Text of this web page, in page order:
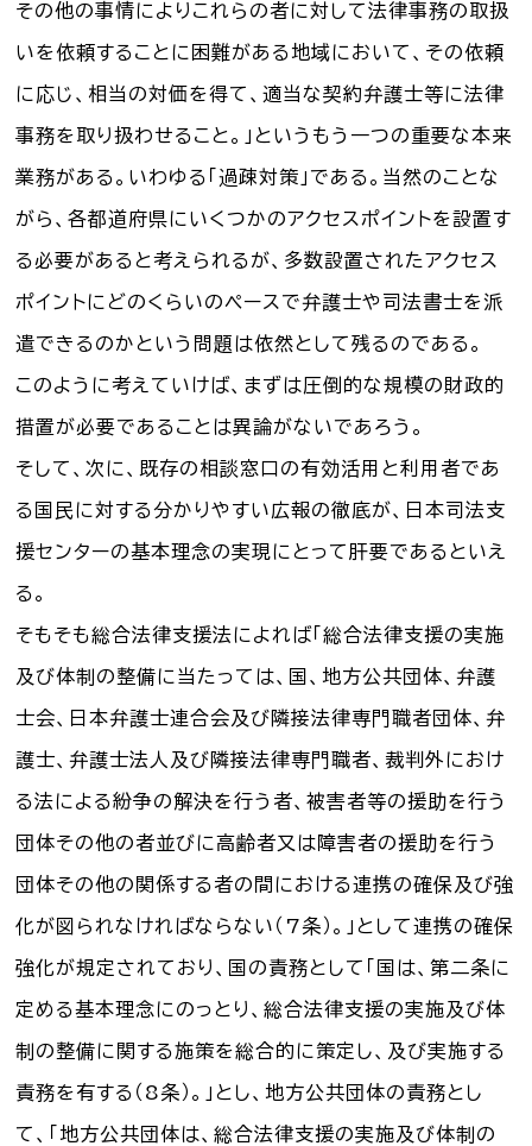
その他の事情によりこれらの者に対して法律事務の取扱
いを依頼することに困難がある地域において、その依頼
に応じ、相当の対価を得て、適当な契約弁護士等に法律
事務を取り扱わせること。」というもう一つの重要な本来
業務がある。いわゆる「過疎対策」である。当然のことな
がら、各都道府県にいくつかのアクセスポイントを設置す
る必要があると考えられるが、多数設置されたアクセス
ポイントにどのくらいのペースで弁護士や司法書士を派
遣できるのかという問題は依然として残るのである。
このように考えていけば、まずは圧倒的な規模の財政的
措置が必要であることは異論がないであろう。
そして、次に、既存の相談窓口の有効活用と利用者であ
る国民に対する分かりやすい広報の徹底が、日本司法支
援センターの基本理念の実現にとって肝要であるといえ
る。
そもそも総合法律支援法によれば「総合法律支援の実施
及び体制の整備に当たっては、国、地方公共団体、弁護
士会、日本弁護士連合会及び隣接法律専門職者団体、弁
護士、弁護士法人及び隣接法律専門職者、裁判外におけ
る法による紛争の解決を行う者、被害者等の援助を行う
団体その他の者並びに高齢者又は障害者の援助を行う
団体その他の関係する者の間における連携の確保及び強
化が図られなければならない（7条）。」として連携の確保
強化が規定されており、国の責務として「国は、第二条に
定める基本理念にのっとり、総合法律支援の実施及び体
制の整備に関する施策を総合的に策定し、及び実施する
責務を有する（8条）。」とし、地方公共団体の責務とし
て、「地方公共団体は、総合法律支援の実施及び体制の